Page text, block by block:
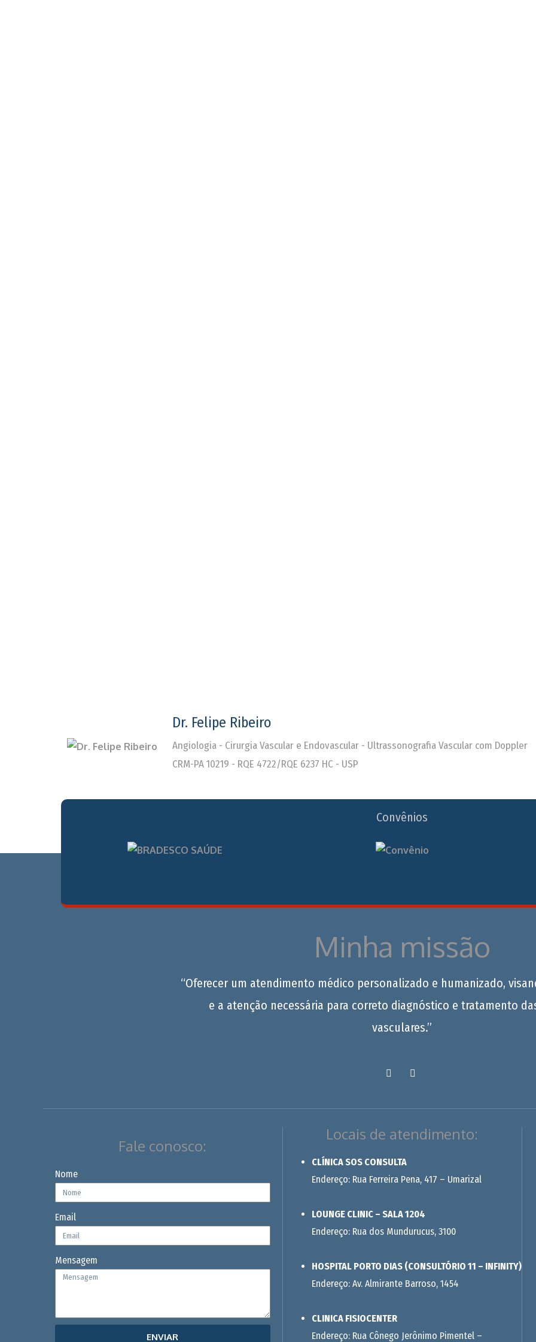
Dr. Felipe Ribeiro
Angiologia - Cirurgia Vascular e Endovascular - Ultrassonografia Vascular com Doppler
CRM-PA 10219 - RQE 4722/RQE 6237 HC - USP
Convênios
Minha missão
“Oferecer um atendimento médico personalizado e humanizado,
e a atenção necessária para correto diagnóstico e tratamento
vasculares.”
Fale conosco:
Nome
Email
Mensagem
ENVIAR
Locais de atendimento:
CLÍNICA SOS CONSULTA
Endereço: Rua Ferreira Pena, 417 – Umarizal
LOUNGE CLINIC – SALA 1204
Endereço: Rua dos Mundurucus, 3100
HOSPITAL PORTO DIAS (CONSULTÓRIO 11 – INFINITY)
Endereço: Av. Almirante Barroso, 1454
CLINICA FISIOCENTER
Endereço: Rua Cônego Jerônimo Pimentel –